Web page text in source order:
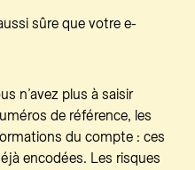
sûre que votre e-
n’avez plus à saisir
de référence, les
du compte : ces
encodées. Les risques